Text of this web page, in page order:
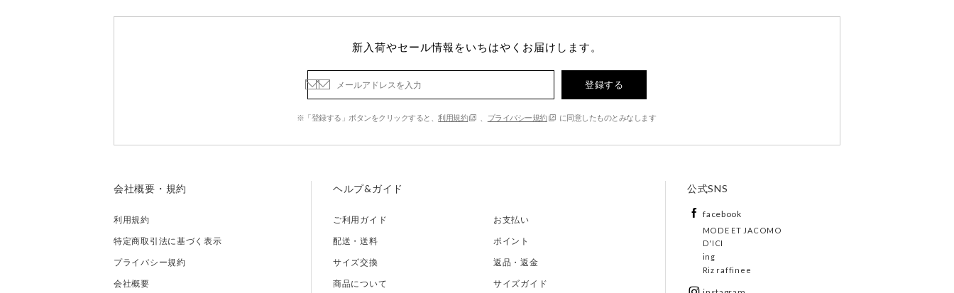
新入荷やセール情報をいちはやくお届けします。
登録する
※「登録する」ボタンをクリックすると、利用規約 プライバシー規約 に同意したものとみなします
会社概要・規約
利用規約
特定商取引法に基づく表示
プライバシー規約
会社概要
ヘルプ&ガイド
ご利用ガイド
お支払い
配送・送料
ポイント
サイズ交換
返品・返金
商品について
サイズガイド
公式SNS
facebook
MODE ET JACOMO
D'ICI
ing
Riz raffinee